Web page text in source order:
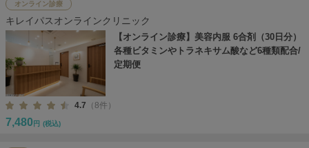
オンライン診療
キレイパスオンラインクリニック
【オンライン診療】美容内服 6合剤（30日分）
各種ビタミンやトラネキサム酸など6種類配合/
定期便
4.7 （8件）
7,480 円 (税込)